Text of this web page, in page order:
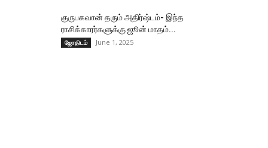
குருபகவான் தரும் அதிர்ஷ்டம்- இந்த
ராசிக்காரர்களுக்கு ஜூன் மாதம்...
ஜோதிடம் June 1, 2025